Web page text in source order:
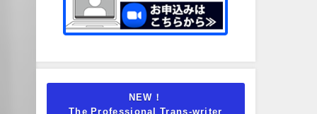
NEW！
The Professional Trans-writer